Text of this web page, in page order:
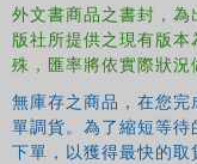
外文書商品之書封，
版社所提供之現有版
殊，匯率將依實際狀況
無庫存之商品，在您
單調貨。為了縮短等
下單，以獲得最快的取